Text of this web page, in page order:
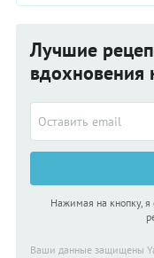
Лучшие
Нажимая на кнопку,
Ваши данные защищены